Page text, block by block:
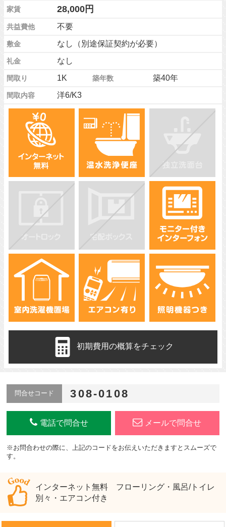
家賃 28,000円
共益費他 不要
敷金 なし（別途保証契約が必要）
礼金 なし
間取り 1K 築年数 築40年
間取内容 洋6/K3
初期費用の概算をチェック
問合せコード 308-0108
電話で問合せ メールで問合せ
※お問合わせの際に、上記のコードをお伝えいただきますとスムーズで
す。
インターネット無料 フローリング・風呂/トイレ
別々・エアコン付き